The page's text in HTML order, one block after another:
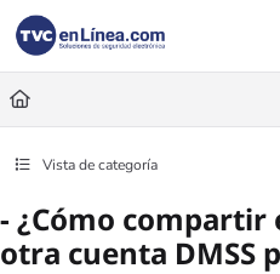
Documentation Index
Fetch the complete documentation index at:
Use this file to discover all available pages
Vista de categoría
- ¿Cómo compartir
otra cuenta DMSS